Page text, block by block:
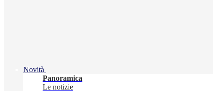
Novità
Panoramica
Le notizie